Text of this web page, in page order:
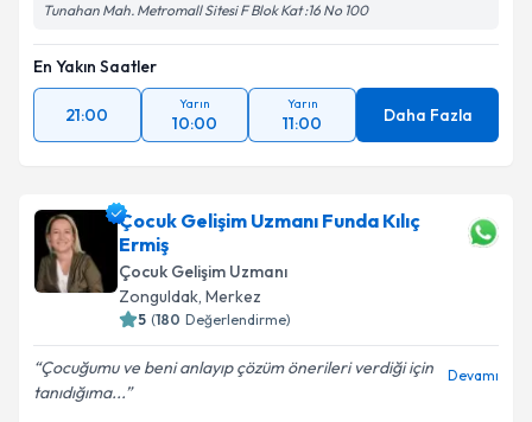
Tunahan Mah. Metromall Sitesi F Blok Kat :16 No 100
En Yakın Saatler
21:00
Yarın
10:00
Yarın
11:00 Daha Fazla
Çocuk Gelişim Uzmanı Funda Kılıç
Ermiş
Çocuk Gelişim Uzmanı
Zonguldak, Merkez
5 (180 Değerlendirme)
Çocuğumu ve beni anlayıp çözüm önerileri verdiği için
tanıdığıma...
Devamı